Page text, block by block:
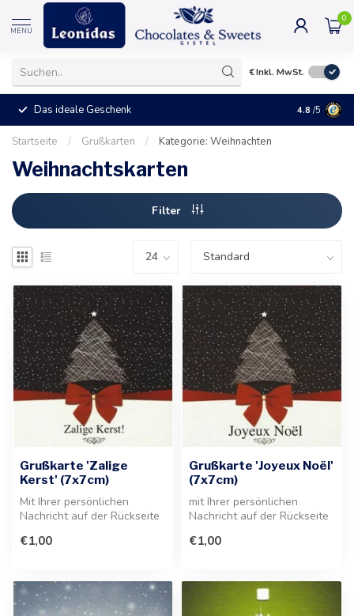
MENU
0
€Inkl. MwSt.
Das ideale Geschenk 4.8 /5
Startseite / Grußkarten / Kategorie: Weihnachten
Weihnachtskarten
Filter
Grußkarte 'Zalige
Kerst' (7x7cm)
Mit Ihrer persönlichen
Nachricht auf der Rückseite
Grußkar...
€1,00
Grußkarte 'Joyeux Noël'
(7x7cm)
mit Ihrer persönlichen
Nachricht auf der Rückseite
festlich...
€1,00